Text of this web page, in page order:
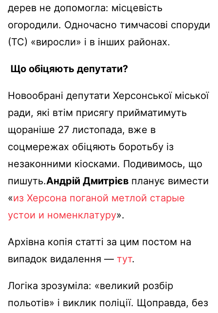
дерев не допомогла: місцевість
огородили. Одночасно тимчасові споруди
(ТС) «виросли» і в інших районах.
Що обіцяють депутати?
Новообрані депутати Херсонської міської
ради, які втім присягу прийматимуть
щораніше 27 листопада, вже в
соцмережах обіцяють боротьбу із
незаконними кіосками. Подивимось, що
пишуть.Андрій Дмитрієв планує вимести
«из Xepcoнa пoгaнoй мeтлoй cтapыe
уcтoи и нoмeнклaтуpу».
Архівна копія статті за цим постом на
випадок видалення — тут.
Логіка зрозуміла: «великий розбір
польотів» і виклик поліції. Щоправда, без